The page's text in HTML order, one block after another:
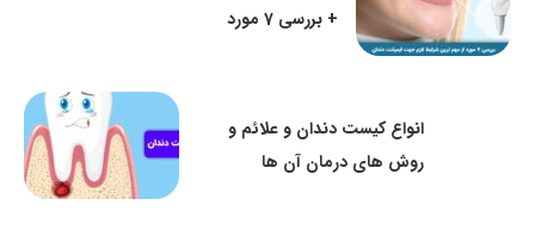
+ بررسی 7 مورد
انواع کیست دندان و علائم و
روش های درمان آن ها